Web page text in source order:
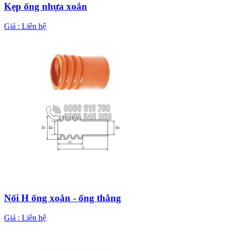
Kẹp ống nhựa xoắn
Giá : Liên hệ
Nối H ống xoắn - ống thẳng
Giá : Liên hệ